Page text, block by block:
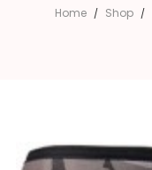
Home / Shop /